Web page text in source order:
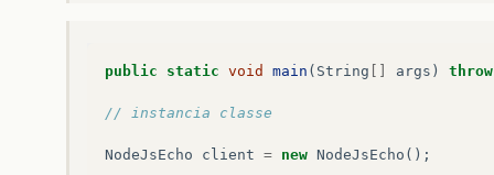
public static void main ( String args )
// instancia classe
NodeJsEcho client = new NodeJsEcho ();